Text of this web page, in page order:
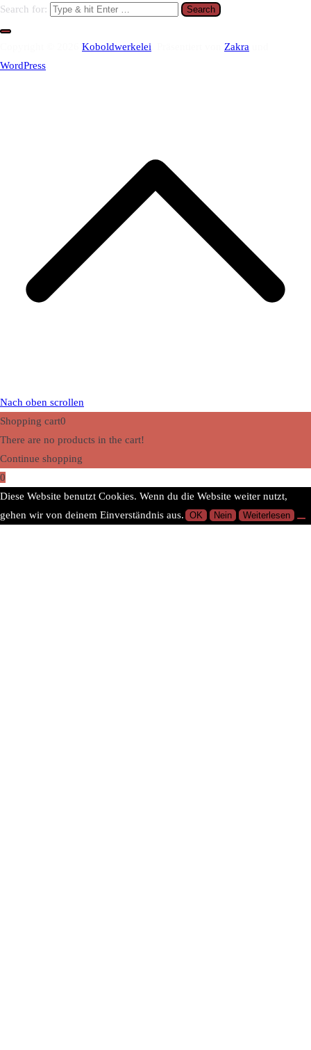
Search for:
Koboldwerkelei Zakra
WordPress
Nach oben scrollen
Shopping cart0
There are no products in the cart!
Continue shopping
0
Diese Website benutzt Cookies. Wenn du die Website weiter nutzt,
gehen wir von deinem Einverständnis aus. OK Nein Weiterlesen